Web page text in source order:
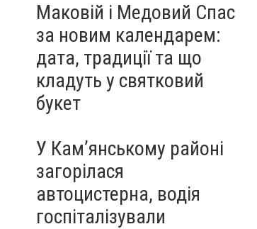
Маковій і Медовий Спас
за новим календарем:
дата, традиції та що
кладуть у святковий
букет
У Кам’янському районі
загорілася
автоцистерна, водія
госпіталізували